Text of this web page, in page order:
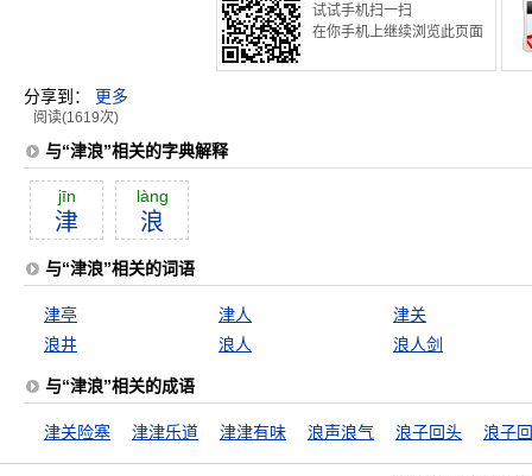
试试手机扫一扫
在你手机上继续浏览此页面
分享到： 更多
阅读(1619次)
与“津浪”相关的字典解释
jīn
津
làng
浪
与“津浪”相关的词语
津亭 津人
津关
浪井
浪人 浪人剑
与“津浪”相关的成语
津关险塞 津津乐道 津津有味 浪声浪气 浪子回头